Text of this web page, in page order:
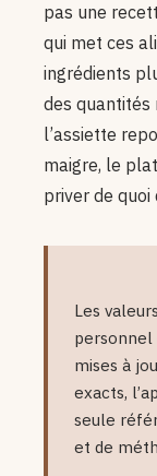
pas une
qui met ces
ingrédients
des quantités
l’assiette
maigre, le
priver de quoi
Les
personnel
mises à
exacts,
seule
et de